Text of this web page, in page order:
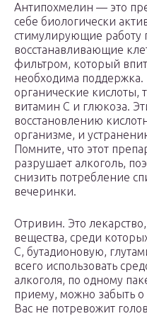
Антипохмелин — это
себе биологически
стимулирующие работу
восстанавливающие
фильтром, который
необходима поддержка.
органические кислоты,
витамин С и глюкоза.
восстановлению
организме, и
Помните, что этот
разрушает алкоголь,
снизить потребление
вечеринки.
Отривин. Это
вещества, среди
С, бутадионовую,
всего использовать
алкоголя, по одному
приему, можно забыть о
Вас не потревожит